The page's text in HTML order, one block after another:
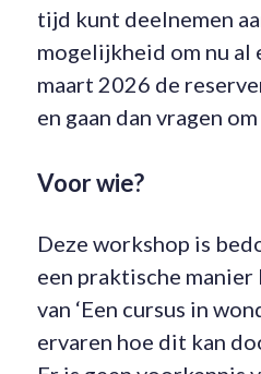
tijd kunt deelnemen
mogelijkheid om nu al
maart 2026 de
en gaan dan vragen
Voor wie?
Deze workshop is
een praktische
van ‘Een cursus in
ervaren hoe dit kan